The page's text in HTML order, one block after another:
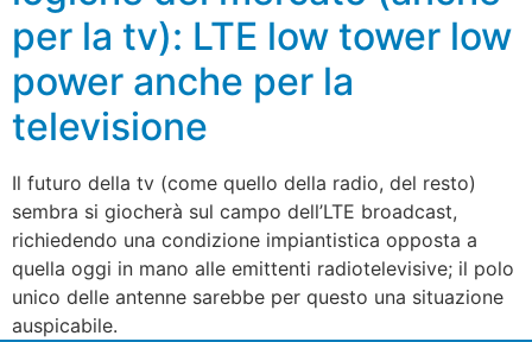
per la tv): LTE low tower low
power anche per la
televisione
Il futuro della tv (come quello della radio, del resto)
sembra si giocherà sul campo dell’LTE broadcast,
richiedendo una condizione impiantistica opposta a
quella oggi in mano alle emittenti radiotelevisive; il polo
unico delle antenne sarebbe per questo una situazione
auspicabile.